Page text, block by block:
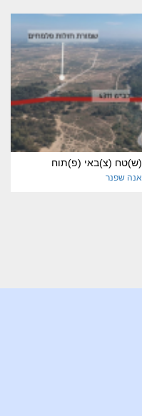
(ש)טח (צ)באי (פ)תוח
אנה שפנר